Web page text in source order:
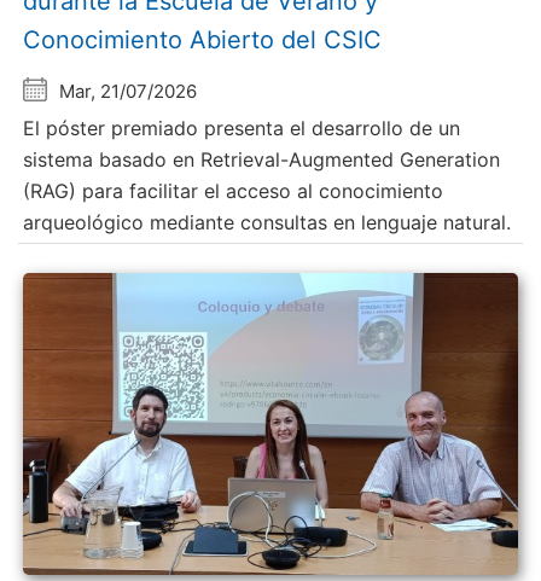
Conocimiento Abierto del CSIC
Mar, 21/07/2026
El póster premiado presenta el desarrollo de un
sistema basado en Retrieval-Augmented Generation
(RAG) para facilitar el acceso al conocimiento
arqueológico mediante consultas en lenguaje natural.